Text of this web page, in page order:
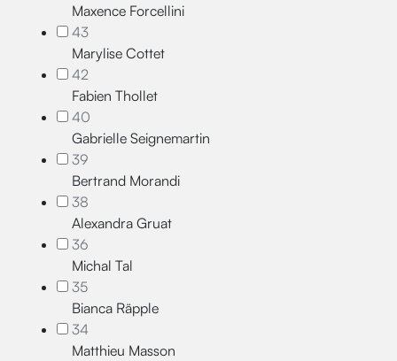
Maxence Forcellini
43
Marylise Cottet
42
Fabien Thollet
40
Gabrielle Seignemartin
39
Bertrand Morandi
38
Alexandra Gruat
36
Michal Tal
35
Bianca Räpple
34
Matthieu Masson